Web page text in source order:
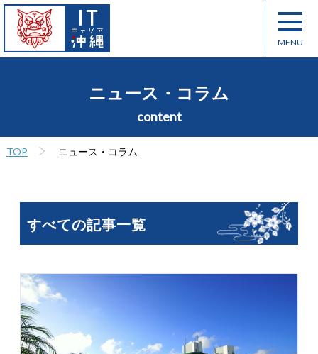
ニュース・コラム
content
TOP ニュース・コラム
すべての記事一覧